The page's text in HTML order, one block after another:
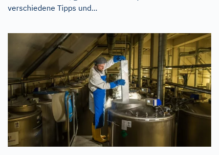
verschiedene Tipps und...